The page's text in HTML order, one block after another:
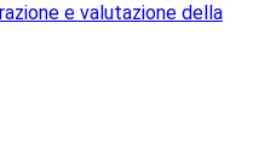
e valutazione della